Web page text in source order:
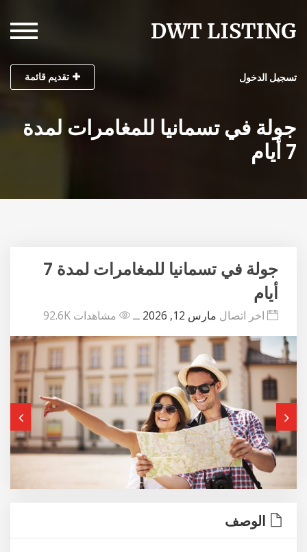
تسجيل الدخول تقديم قائمة
جولة في تسمانيا للمغامرات لمدة
7 أيام
جولة في تسمانيا للمغامرات لمدة 7
أيام
اخر اتصال مارس 12, 2026 ــ مشاهدات 92.6K
الوصف